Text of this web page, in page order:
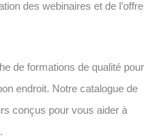
des webinaires et de l’offre
de formations de qualité pour
endroit. Notre catalogue de
conçus pour vous aider à